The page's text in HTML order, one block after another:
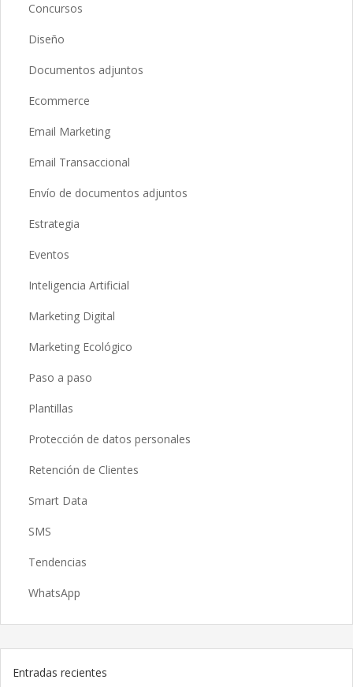
Concursos
Diseño
Documentos adjuntos
Ecommerce
Email Marketing
Email Transaccional
Envío de documentos adjuntos
Estrategia
Eventos
Inteligencia Artificial
Marketing Digital
Marketing Ecológico
Paso a paso
Plantillas
Protección de datos personales
Retención de Clientes
Smart Data
SMS
Tendencias
WhatsApp
Entradas recientes